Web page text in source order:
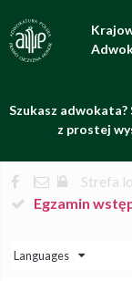
Szukasz
z prostej
Strefa
Egzamin
Languages